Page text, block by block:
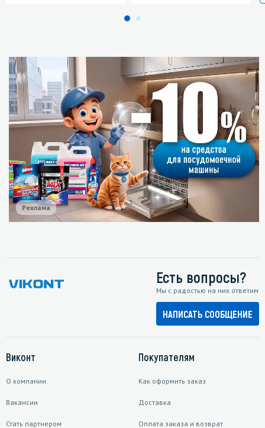
Реклама
Есть вопросы?
Мы с радостью на них ответим
НАПИСАТЬ СООБЩЕНИЕ
Виконт
О компании
Вакансии
Стать партнером
Покупателям
Как оформить заказ
Доставка
Оплата заказа и возврат